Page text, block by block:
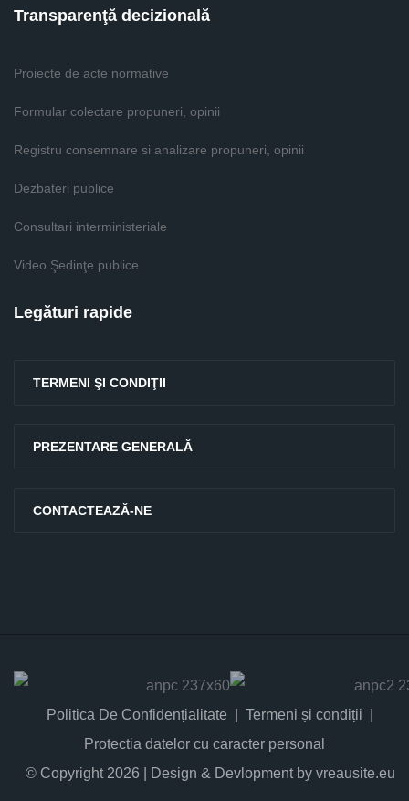
Transparenţă decizională
Proiecte de acte normative
Formular colectare propuneri, opinii
Registru consemnare si analizare propuneri, opinii
Dezbateri publice
Consultari interministeriale
Video Şedinţe publice
Legături rapide
TERMENI ŞI CONDIŢII
PREZENTARE GENERALĂ
CONTACTEAZĂ-NE
Politica De Confidențialitate
Termeni și condiții
Protectia datelor cu caracter personal
© Copyright 2026 | Design & Devlopment by vreausite.eu